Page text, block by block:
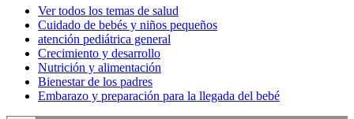
Ver todos los temas de salud
Cuidado de bebés y niños pequeños
atención pediátrica general
Crecimiento y desarrollo
Nutrición y alimentación
Bienestar de los padres
Embarazo y preparación para la llegada del bebé